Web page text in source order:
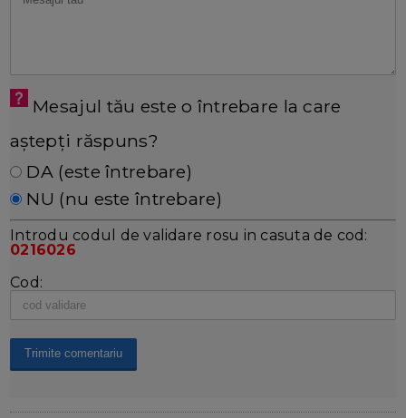
Mesajul tău este o întrebare la care
aștepți răspuns?
DA (este întrebare)
NU (nu este întrebare)
Introdu codul de validare rosu in casuta de cod:
0216026
Cod: